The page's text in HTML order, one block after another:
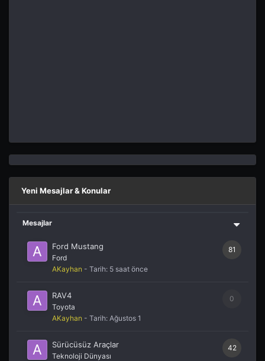
Yeni Mesajlar & Konular
Mesajlar
81
Ford Mustang
Ford
AKayhan - Tarih: 5 saat önce
0
RAV4
Toyota
AKayhan - Tarih: Ağustos 1
42
Sürücüsüz Araçlar
Teknoloji Dünyası